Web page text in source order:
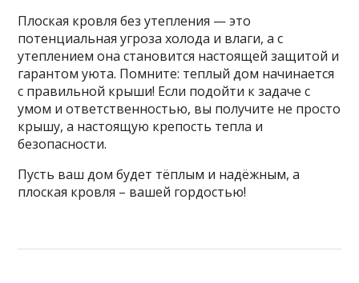
Плоская кровля без утепления — это
потенциальная угроза холода и влаги, а с
утеплением она становится настоящей защитой и
гарантом уюта. Помните: теплый дом начинается
с правильной крыши! Если подойти к задаче с
умом и ответственностью, вы получите не просто
крышу, а настоящую крепость тепла и
безопасности.
Пусть ваш дом будет тёплым и надёжным, а
плоская кровля – вашей гордостью!